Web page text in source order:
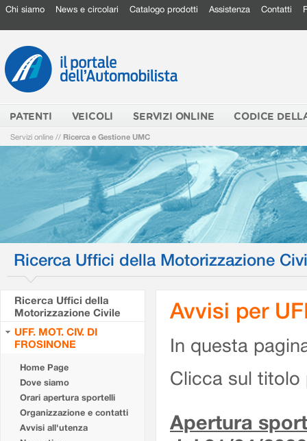
Chi siamo News e circolari Catalogo prodotti Assistenza Contatti
PATENTI VEICOLI SERVIZI ONLINE CODICE
Servizi online // Ricerca e Gestione UMC
Ricerca Uffici della Motorizzazione
Ricerca Uffici della
Motorizzazione Civile
UFF. MOT. CIV. DI
FROSINONE
Home Page
Dove siamo
Orari apertura sportelli
Organizzazione e contatti
Avvisi all'utenza
Avvisi per
In questa
Clicca sul titolo
Apertura